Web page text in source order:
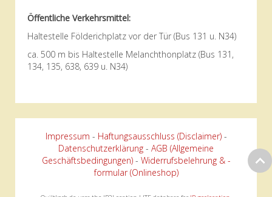
Öffentliche Verkehrsmittel:
Haltestelle Földerichplatz vor der Tür (Bus 131 u. N34)
ca. 500 m bis Haltestelle Melanchthonplatz (Bus 131,
134, 135, 638, 639 u. N34)
Impressum - Haftungsausschluss (Disclaimer)-
Datenschutzerklärung - AGB (Allgemeine
Geschäftsbedingungen)- Widerrufsbelehrung & -
formular (Onlineshop)